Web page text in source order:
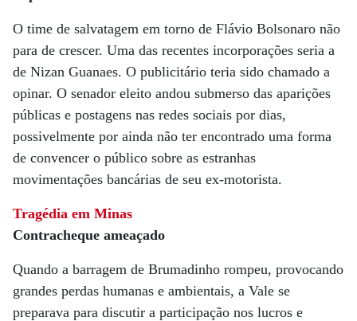
O time de salvatagem em torno de Flávio Bolsonaro não
para de crescer. Uma das recentes incorporações seria a
de Nizan Guanaes. O publicitário teria sido chamado a
opinar. O senador eleito andou submerso das aparições
públicas e postagens nas redes sociais por dias,
possivelmente por ainda não ter encontrado uma forma
de convencer o público sobre as estranhas
movimentações bancárias de seu ex-motorista.
Tragédia em Minas
Contracheque ameaçado
Quando a barragem de Brumadinho rompeu, provocando
grandes perdas humanas e ambientais, a Vale se
preparava para discutir a participação nos lucros e